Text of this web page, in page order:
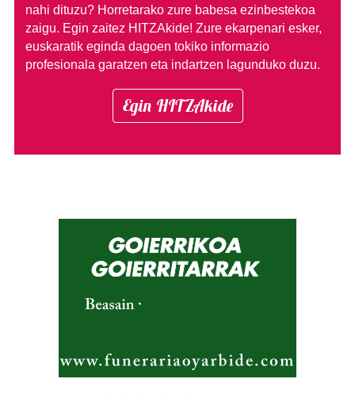
nahi dituzu? Horretarako zure babesa ezinbestekoa
zaigu. Egin zaitez HITZAkide! Zure ekarpenari esker,
euskaratik eginda dagoen tokiko informazio
profesionala garatzen eta indartzen lagunduko duzu.
Egin HITZAkide